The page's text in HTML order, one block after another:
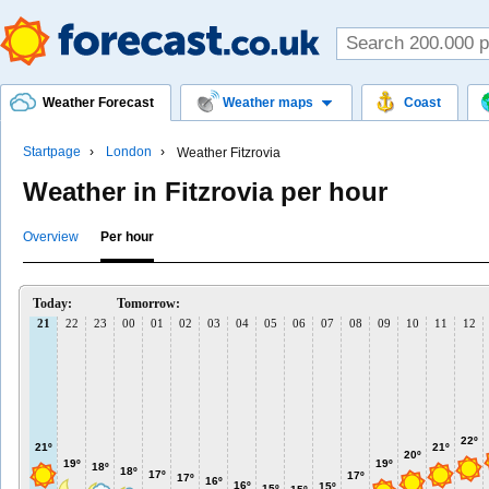
Weather Forecast Weather maps Coast
Startpage London Weather Fitzrovia
Weather in Fitzrovia per hour
Overview Per hour
Today:
21
21º
22
19º
23
18º
Tomorrow:
00
18º
01
17º
02
17º
03
16º
04
16º
05 06 07
15º
08
17º
09
19º
10
20º
11
21º
12
22º